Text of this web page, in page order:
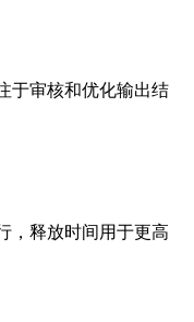
于审核和优化输出结
，释放时间用于更高